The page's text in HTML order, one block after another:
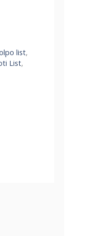
list,
List,